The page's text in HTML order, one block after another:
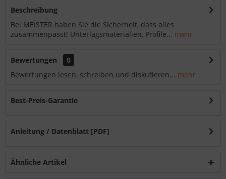
Beschreibung
Bei MEISTER haben Sie die Sicherheit, dass alles
zusammenpasst! Unterlagsmaterialien, Profile... mehr
Bewertungen
0
Bewertungen lesen, schreiben und diskutieren... mehr
Best-Preis-Garantie
Anleitung / Datenblatt [PDF]
Ähnliche Artikel